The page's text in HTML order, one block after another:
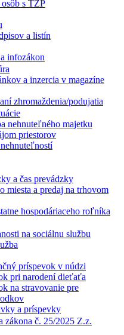
s ŤZP
a listín
infozákon
a inzercia v magazíne
zhromaždenia/podujatia
nehnuteľného majetku
priestorov
a čas prevádzky
miesta a predaj na trhovom
hospodáriaceho roľníka
na sociálnu službu
príspevok v núdzi
pri narodení dieťaťa
na stravovanie pre
a príspevky
zákona č. 25/2025 Z.z.